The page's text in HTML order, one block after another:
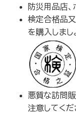
防災用品店、
検定合格品
を購入しまし
悪質な訪問
注意してくだ